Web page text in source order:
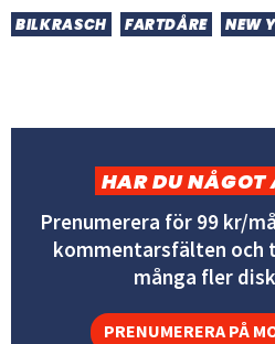
BILKRASCH FARTDÅRE NEW
HAR DU
Prenumerera för 99 kr/
kommentarsfälten och
många fler
PRENUMERERA PÅ